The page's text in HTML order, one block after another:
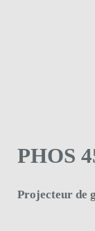
PHOS
Projecteur de